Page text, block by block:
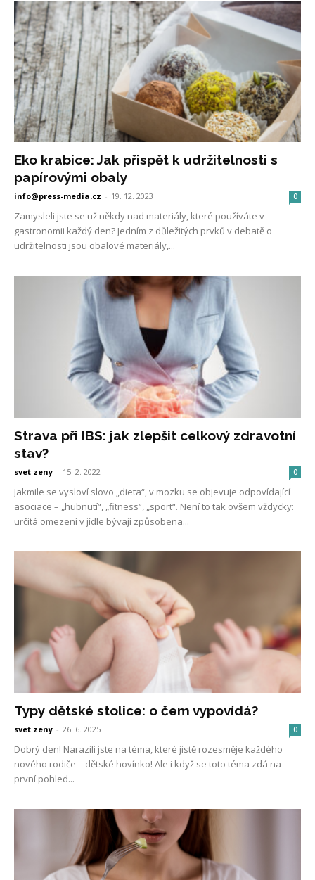
Eko krabice: Jak přispět k udržitelnosti s
papírovými obaly
info@press-media.cz - 19. 12. 2023 0
Zamysleli jste se už někdy nad materiály, které používáte v
gastronomii každý den? Jedním z důležitých prvků v debatě o
udržitelnosti jsou obalové materiály,...
Strava při IBS: jak zlepšit celkový zdravotní
stav?
svet zeny - 15. 2. 2022 0
Jakmile se vysloví slovo „dieta“, v mozku se objevuje odpovídající
asociace – „hubnutí“, „fitness“, „sport“. Není to tak ovšem vždycky:
určitá omezení v jídle bývají způsobena...
Typy dětské stolice: o čem vypovídá?
svet zeny - 26. 6. 2025 0
Dobrý den! Narazili jste na téma, které jistě rozesměje každého
nového rodiče – dětské hovínko! Ale i když se toto téma zdá na
první pohled...